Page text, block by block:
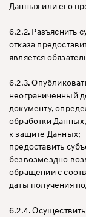
Данных или его
6.2.2. Разъяснить
отказа
является
6.2.3.
неограниченный
документу,
обработки
к защите Данных;
предоставить
безвозмездно
обращении с
даты получения
6.2.4.